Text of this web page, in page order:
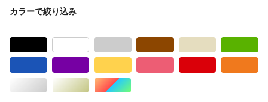
カラーで絞り込み
シルバー/銀色系ゴールド/金色系マルチカラー